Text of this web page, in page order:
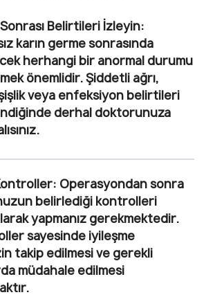
Belirtileri İzleyin:
karın germe sonrasında
herhangi bir anormal durumu
önemlidir. Şiddetli ağrı,
veya enfeksiyon belirtileri
derhal doktorunuza
: Operasyondan sonra
belirlediği kontrolleri
yapmanız gerekmektedir.
sayesinde iyileşme
takip edilmesi ve gerekli
müdahale edilmesi